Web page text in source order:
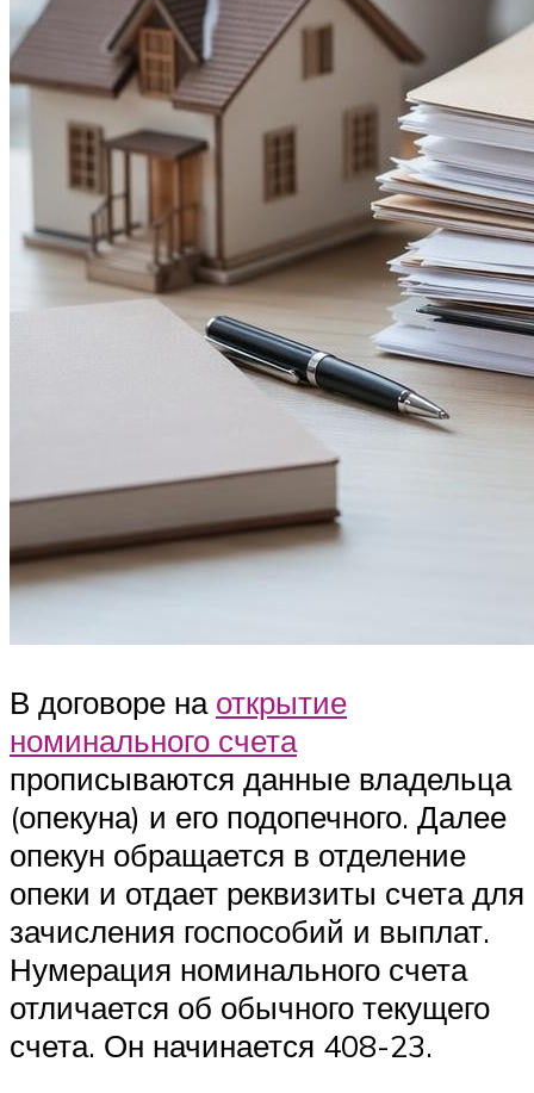
В договоре на открытие
номинального счета
прописываются данные владельца
(опекуна) и его подопечного. Далее
опекун обращается в отделение
опеки и отдает реквизиты счета для
зачисления госпособий и выплат.
Нумерация номинального счета
отличается об обычного текущего
счета. Он начинается 408-23.